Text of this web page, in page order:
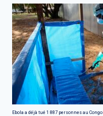
Ebola a déjà tué 1 887 personnes au Congo